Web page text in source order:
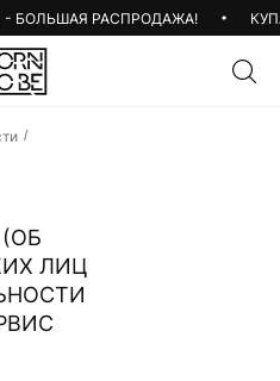
БОЛЬШАЯ РАСПРОДАЖА!
/
ЛИЦ